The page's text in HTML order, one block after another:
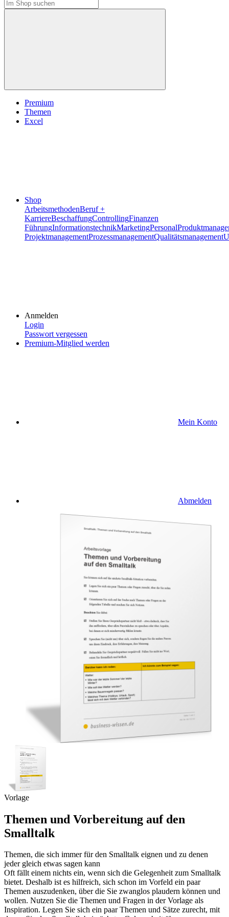
Premium
Themen
Excel
Shop
ArbeitsmethodenBeruf +
KarriereBeschaffungControllingFinanzen
FührungInformationstechnikMarketingPersonal
ProjektmanagementProzessmanagementQualitätsmanagement
Anmelden
Login
Passwort vergessen
Premium-Mitglied werden
Mein Konto
Abmelden
Vorlage
Themen und Vorbereitung auf den
Smalltalk
Themen, die sich immer für den Smalltalk eignen und zu denen
jeder gleich etwas sagen kann
Oft fällt einem nichts ein, wenn sich die Gelegenheit zum Smalltalk
bietet. Deshalb ist es hilfreich, sich schon im Vorfeld ein paar
Themen auszudenken, über die Sie zwanglos plaudern können und
wollen. Nutzen Sie die Themen und Fragen in der Vorlage als
Inspiration. Legen Sie sich ein paar Themen und Sätze zurecht, mit